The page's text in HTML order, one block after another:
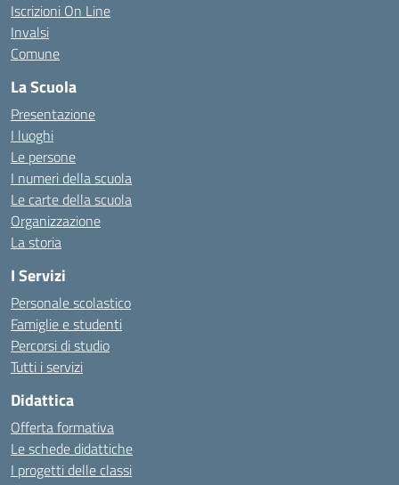
Iscrizioni On Line
Invalsi
Comune
La Scuola
Presentazione
I luoghi
Le persone
I numeri della scuola
Le carte della scuola
Organizzazione
La storia
I Servizi
Personale scolastico
Famiglie e studenti
Percorsi di studio
Tutti i servizi
Didattica
Offerta formativa
Le schede didattiche
I progetti delle classi